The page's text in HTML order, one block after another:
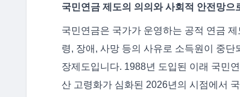
국민연금 제도의 의의와 사회적 안전망으
국민연금은 국가가 운영하는 공적 연금
령, 장애, 사망 등의 사유로 소득원이 중
장제도입니다. 1988년 도입된 이래 국민
산 고령화가 심화된 2026년의 시점에서